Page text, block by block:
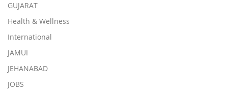
GUJARAT
Health & Wellness
International
JAMUI
JEHANABAD
JOBS